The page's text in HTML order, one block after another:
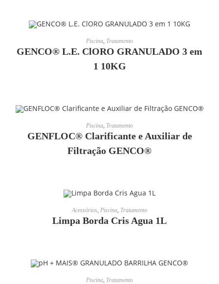
LEIA MAIS
Piscina, Tratamento
GENCO® L.E. ClORO GRANULADO 3 em
1 10KG
LEIA MAIS
Piscina, Tratamento
GENFLOC® Clarificante e Auxiliar de
Filtração GENCO®
LEIA MAIS
Acessórios Piscina Tratamento
Limpa Borda Cris Agua 1L
LEIA MAIS
Piscina Tratamento